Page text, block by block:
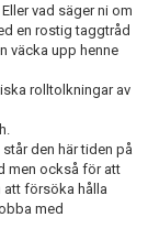
vad säger ni om
en rostig taggtråd
väcka upp henne
rolltolkningar av
den här tiden på
men också för att
att försöka hålla
med